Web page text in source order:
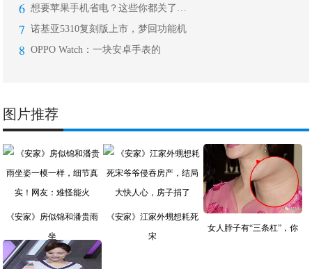
6 想要苹果手机省电？这些你都关了吗？!
7 诺基亚5310复刻版上市，梦回功能机
8 OPPO Watch：一块安卓手表的
图片推荐
《安家》房似锦和潘贵雨
坐
《安家》江家外甥想耗死
宋
女人脖子有“三条杠”，你